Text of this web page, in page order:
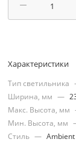
Характеристики
Тип светильника
Ширина, мм —
Макс. Высота, мм
Мин. Высота, мм
Стиль — Ambient